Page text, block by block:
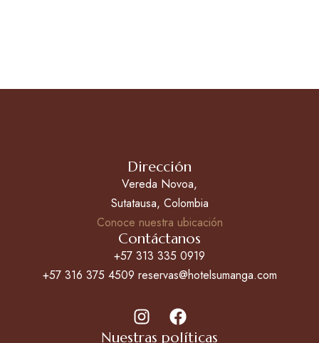
Dirección
Vereda Novoa,
Sutatausa, Colombia
Conoce nuestra ubicación
Contáctanos
+57 313 335 0919
+57 316 375 4509 reservas@hotelsumanga.com
Nuestras políticas